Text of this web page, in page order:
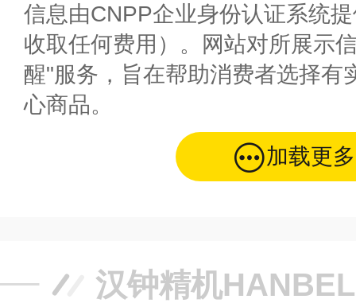
信息由CNPP企业身份认证系统
收取任何费用）。网站对所展示
醒"服务，旨在帮助消费者选择有
心商品。
加载更多
汉钟精机